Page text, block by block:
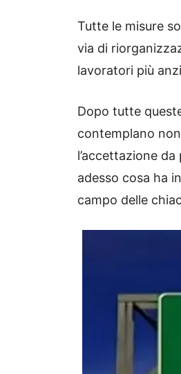
Tutte le misure
via di
lavoratori più
Dopo tutte
contemplano
l’accettazione
adesso cosa ha
campo delle